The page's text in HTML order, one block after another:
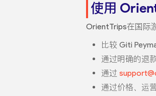
使用
OrientTrips在国际
比较 Giti
通过明确的退
通过
通过价格、运